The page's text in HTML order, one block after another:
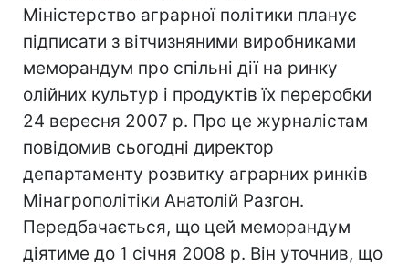
Міністерство аграрної політики планує
підписати з вітчизняними виробниками
меморандум про спільні дії на ринку
олійних культур і продуктів їх переробки
24 вересня 2007 р. Про це журналістам
повідомив сьогодні директор
департаменту розвитку аграрних ринків
Мінагрополітіки Анатолій Разгон.
Передбачається, що цей меморандум
діятиме до 1 січня 2008 р. Він уточнив, що